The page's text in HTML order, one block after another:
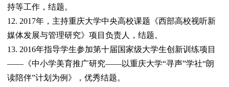
持等工作，结题。
12. 2017年，主持重庆大学中央高校课题《西部高校视听新
媒体发展与管理研究》项目负责人，结题。
13. 2016年指导学生参加第十届国家级大学生创新训练项目
——《中小学美育推广研究——以重庆大学“寻声”学社“朗
读陪伴”计划为例》，优秀结题。